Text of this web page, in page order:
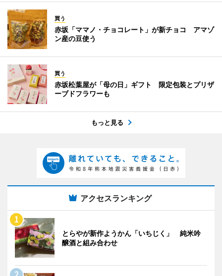
買う
赤坂「ママノ・チョコレート」が新チョコ アマゾ
ン産の豆使う
買う
赤坂松葉屋が「母の日」ギフト 限定包装とプリザ
ーブドフラワーも
もっと見る
アクセスランキング
とらやが新作ようかん「いちじく」 純米吟
醸酒と組み合わせ